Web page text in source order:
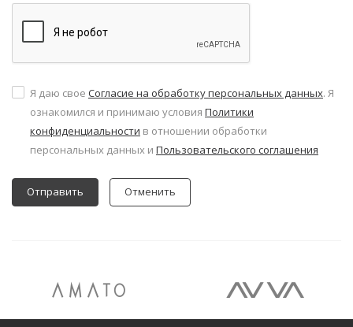
Я даю свое Согласие на обработку персональных данных. Я
ознакомился и принимаю условия Политики
конфиденциальности в отношении обработки
персональных данных и Пользовательского соглашения
Отменить